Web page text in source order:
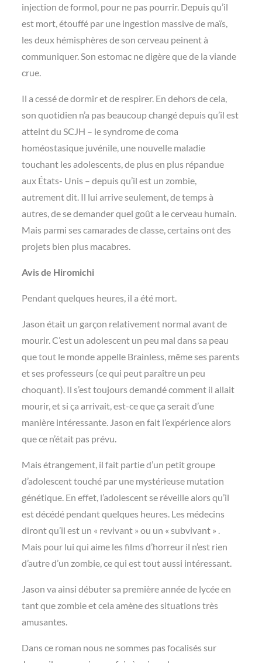
injection de formol, pour ne pas pourrir. Depuis qu’il
est mort, étouffé par une ingestion massive de maïs,
les deux hémisphères de son cerveau peinent à
communiquer. Son estomac ne digère que de la viande
crue.
Il a cessé de dormir et de respirer. En dehors de cela,
son quotidien n’a pas beaucoup changé depuis qu’il est
atteint du SCJH – le syndrome de coma
homéostasique juvénile, une nouvelle maladie
touchant les adolescents, de plus en plus répandue
aux États- Unis – depuis qu’il est un zombie,
autrement dit. Il lui arrive seulement, de temps à
autres, de se deman­der quel goût a le cerveau humain.
Mais parmi ses camarades de classe, certains ont des
projets bien plus macabres.
Avis de Hiromichi
Pendant quelques heures, il a été mort.
Jason était un garçon relativement normal avant de
mourir. C’est un adolescent un peu mal dans sa peau
que tout le monde appelle Brainless, même ses parents
et ses professeurs (ce qui peut paraître un peu
choquant). Il s’est toujours demandé comment il allait
mourir, et si ça arrivait, est-ce que ça serait d’une
manière intéressante. Jason en fait l’expérience alors
que ce n’était pas prévu.
Mais étrangement, il fait partie d’un petit groupe
d’adolescent touché par une mystérieuse mutation
génétique. En effet, l’adolescent se réveille alors qu’il
est décédé pendant quelques heures. Les médecins
diront qu’il est un « revivant » ou un « subvivant » .
Mais pour lui qui aime les films d’horreur il n’est rien
d’autre d’un zombie, ce qui est tout aussi intéressant.
Jason va ainsi débuter sa première année de lycée en
tant que zombie et cela amène des situations très
amusantes.
Dans ce roman nous ne sommes pas focalisés sur